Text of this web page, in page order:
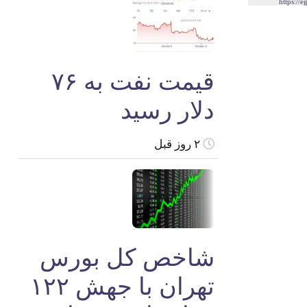
قیمت نفت به ۷۶
دلار رسید
۲ روز قبل
شاخص کل بورس
تهران با جهش ۱۲۲